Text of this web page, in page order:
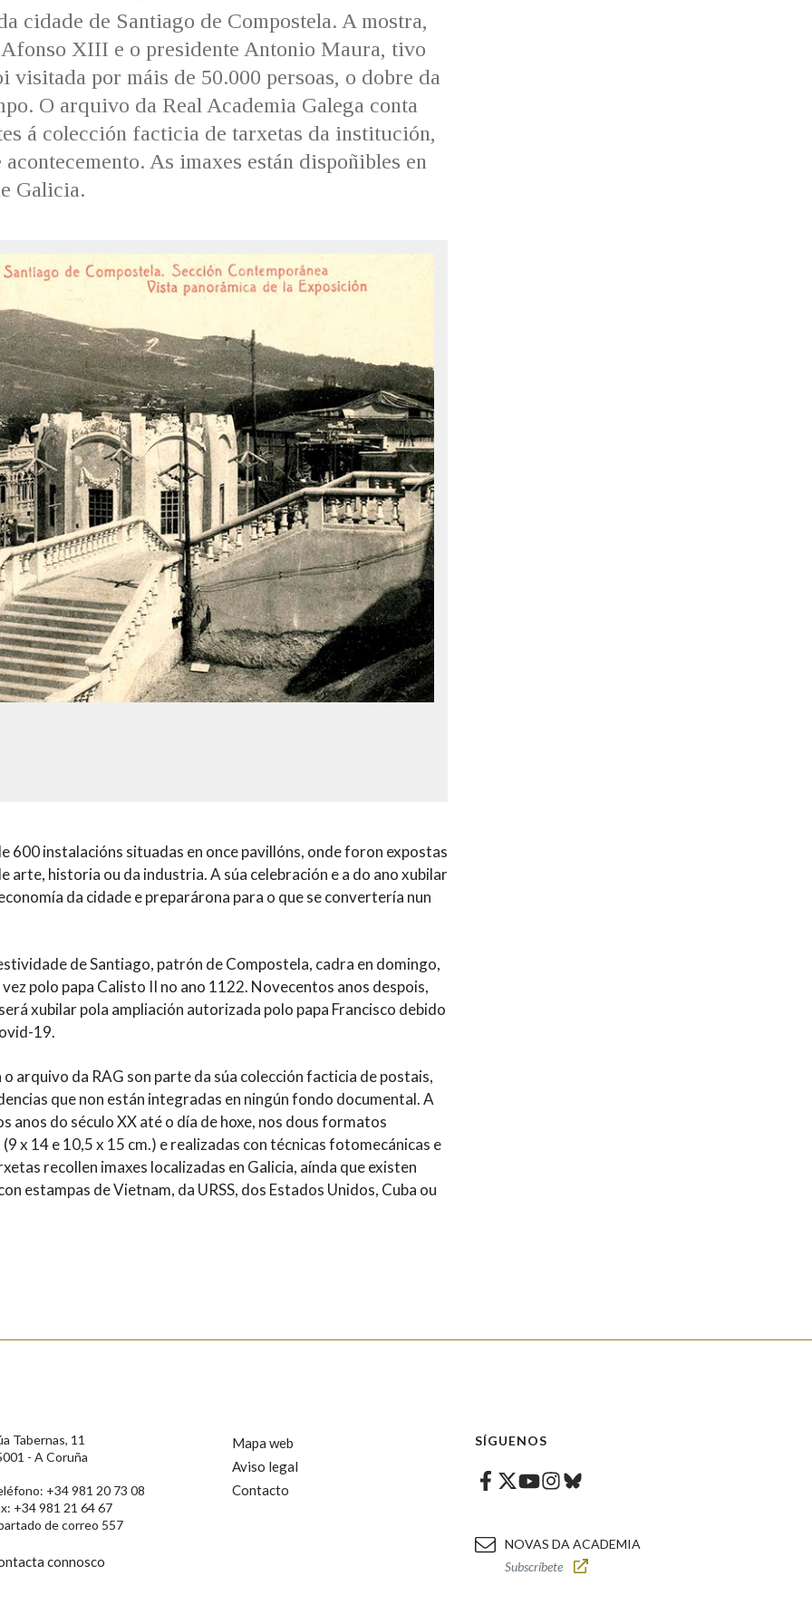
cidade de Santiago de Compostela. A mostra,
XIII e o presidente Antonio Maura, tivo
visitada por máis de 50.000 persoas, o dobre da
O arquivo da Real Academia Galega conta
á colección facticia de tarxetas da institución,
As imaxes están dispoñibles en
Galicia.
600 instalacións situadas en once pavillóns, onde foron expostas
arte, historia ou da industria. A súa celebración e a do ano xubilar
da cidade e preparárona para o que se convertería nun
de Santiago, patrón de Compostela, cadra en domingo,
polo papa Calisto II no ano 1122. Novecentos anos despois,
xubilar pola ampliación autorizada polo papa Francisco debido
19.
arquivo da RAG son parte da súa colección facticia de postais,
que non están integradas en ningún fondo documental. A
anos do século XX até o día de hoxe, nos dous formatos
x 14 e 10,5 x 15 cm.) e realizadas con técnicas fotomecánicas e
recollen imaxes localizadas en Galicia, aínda que existen
estampas de Vietnam, da URSS, dos Estados Unidos, Cuba ou
Tabernas, 11
- A Coruña
+34 981 20 73 08
+34 981 21 64 67
de correo 557
connosco
Mapa web
Aviso legal
Contacto
SÍGUENOS
Facebook
Twitter
Youtube
Instagram
Bluesky
NOVAS DA ACADEMIA
Subscríbete